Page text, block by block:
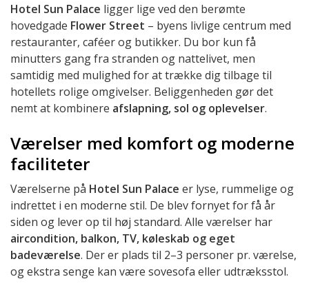
Hotel Sun Palace ligger lige ved den berømte
hovedgade Flower Street – byens livlige centrum med
restauranter, caféer og butikker. Du bor kun få
minutters gang fra stranden og nattelivet, men
samtidig med mulighed for at trække dig tilbage til
hotellets rolige omgivelser. Beliggenheden gør det
nemt at kombinere afslapning, sol og oplevelser.
Værelser med komfort og moderne
faciliteter
Værelserne på Hotel Sun Palace er lyse, rummelige og
indrettet i en moderne stil. De blev fornyet for få år
siden og lever op til høj standard. Alle værelser har
aircondition, balkon, TV, køleskab og eget
badeværelse. Der er plads til 2–3 personer pr. værelse,
og ekstra senge kan være sovesofa eller udtræksstol.